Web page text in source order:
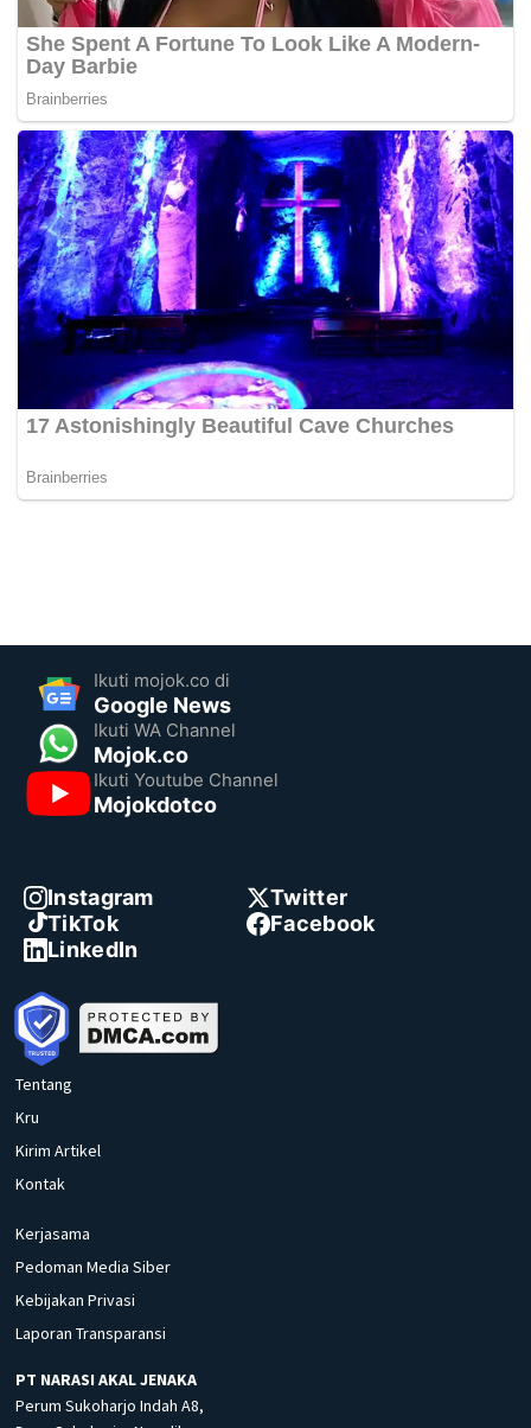
Ikuti mojok.co di
Google News
Ikuti WA Channel
Mojok.co
Ikuti Youtube Channel
Mojokdotco
Instagram
Twitter
TikTok
Facebook
LinkedIn
Tentang
Kru
Kirim Artikel
Kontak
Kerjasama
Pedoman Media Siber
Kebijakan Privasi
Laporan Transparansi
PT NARASI AKAL JENAKA
Perum Sukoharjo Indah A8,